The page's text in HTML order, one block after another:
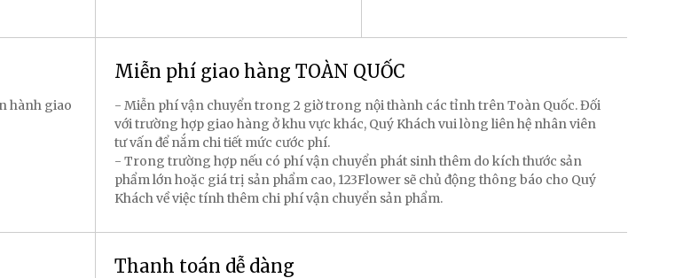
hành giao
Miễn phí giao hàng TOÀN QUỐC
- Miễn phí vận chuyển trong 2 giờ trong nội thành các tỉnh trên Toàn Quốc. Đối
với trường hợp giao hàng ở khu vực khác, Quý Khách vui lòng liên hệ nhân viên
tư vấn để nắm chi tiết mức cước phí.
- Trong trường hợp nếu có phí vận chuyển phát sinh thêm do kích thước sản
phẩm lớn hoặc giá trị sản phẩm cao, 123Flower sẽ chủ động thông báo cho Quý
Khách về việc tính thêm chi phí vận chuyển sản phẩm.
Thanh toán dễ dàng